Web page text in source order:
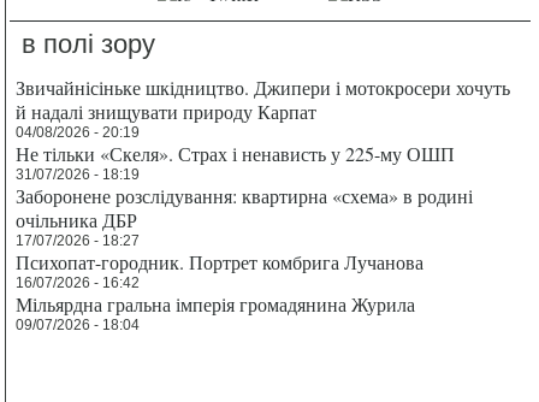
в полі зору
Звичайнісіньке шкідництво. Джипери і мотокросери хочуть
й надалі знищувати природу Карпат
04/08/2026 - 20:19
Не тільки «Скеля». Страх і ненависть у 225-му ОШП
31/07/2026 - 18:19
Заборонене розслідування: квартирна «схема» в родині
очільника ДБР
17/07/2026 - 18:27
Психопат-городник. Портрет комбрига Лучанова
16/07/2026 - 16:42
Мільярдна гральна імперія громадянина Журила
09/07/2026 - 18:04